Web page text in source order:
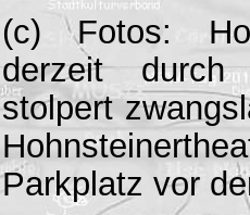
(c) Fotos:
derzeit durch
stolpert
Parkplatz vor